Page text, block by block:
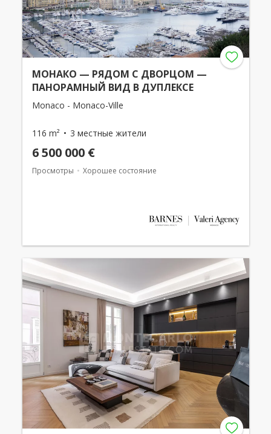
МОНАКО — РЯДОМ С ДВОРЦОМ —
ПАНОРАМНЫЙ ВИД В ДУПЛЕКСЕ
Monaco - Monaco-Ville
116 m² 3 местные жители
6 500 000 €
Просмотры Хорошее состояние